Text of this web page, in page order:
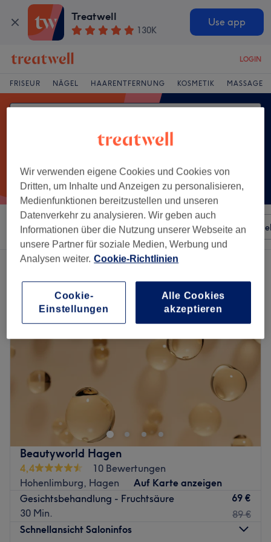
Treatwell
130K
Use app
LOGIN
FRISEUR NÄGEL HAARENTFERNUNG KOSMETIK MASSAGE
Sortieren nach Besonderheiten Salons
Ein Salon, der anbietet: peeling in Hohenlimburg, Hagen
Beautyworld Hagen
4,4
10 Bewertungen
Hohenlimburg, Hagen
Auf Karte anzeigen
Gesichtsbehandlung - Fruchtsäure
30 Min.
69 €
89 €
Schnellansicht Saloninfos
Wir verwenden eigene Cookies und Cookies von
Dritten, um Inhalte und Anzeigen zu personalisieren,
Medienfunktionen bereitzustellen und unseren
Datenverkehr zu analysieren. Wir geben auch
Informationen über die Nutzung unserer Webseite an
unsere Partner für soziale Medien, Werbung und
Analysen weiter. Cookie-Richtlinien
Cookie-
Einstellungen
Alle Cookies
akzeptieren